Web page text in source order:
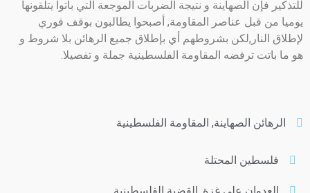
للتذكير فإن الصهاينة و نتيجة الضربات الموجعة التي باتوا يتلقونها
يوميا من قبل عناصر المقاومة, أصبحوا يطالبون بوقف فوري
لإطلاق النار,لكن بشروطهم أي بإطلاق جميع الرهائن بلا شروط و
هو ما باتت ترفضه المقاومة الفلسطينية جملة و تفصيلا.
الرهائن الصهاينة, المقاومة الفلسطينية
فلسطين المحتلة